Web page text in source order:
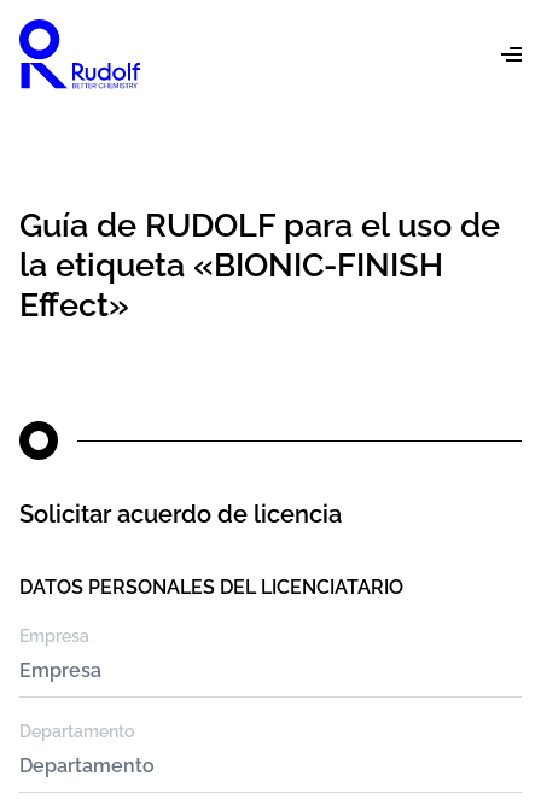
Guía de RUDOLF para el uso de
la etiqueta «BIONIC-FINISH
Effect»
Solicitar acuerdo de licencia
Leave
field
blank
DATOS PERSONALES DEL LICENCIATARIO
Empresa
Departamento